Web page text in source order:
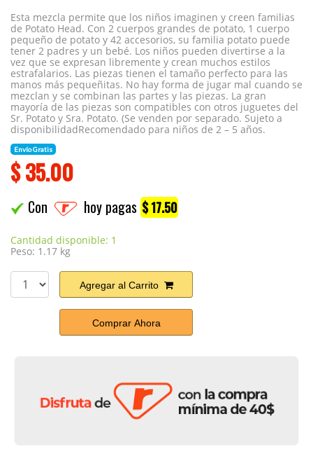
Esta mezcla permite que los niños imaginen y creen familias
de Potato Head. Con 2 cuerpos grandes de potato, 1 cuerpo
pequeño de potato y 42 accesorios, su familia potato puede
tener 2 padres y un bebé. Los niños pueden divertirse a la
vez que se expresan libremente y crean muchos estilos
estrafalarios. Las piezas tienen el tamaño perfecto para las
manos más pequeñitas. No hay forma de jugar mal cuando se
mezclan y se combinan las partes y las piezas. La gran
mayoría de las piezas son compatibles con otros juguetes del
Sr. Potato y Sra. Potato. (Se venden por separado. Sujeto a
disponibilidadRecomendado para niños de 2 – 5 años.
Envío Gratis
$35.00
Con hoy pagas $ 17.50
Cantidad disponible: 1
Peso: 1.17 kg
Agregar al Carrito
Comprar Ahora